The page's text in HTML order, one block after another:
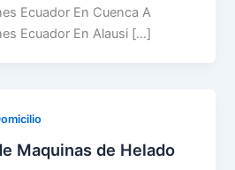
Ecuador En Cuenca A
Ecuador En Alausi […]
Maquinas de Helado